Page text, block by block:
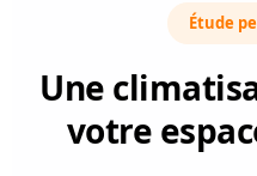
Étude
Une
votre